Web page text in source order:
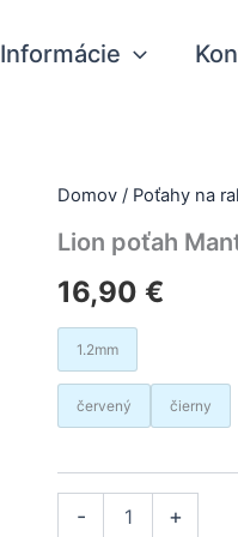
Informácie
Domov / Poťahy na
Lion poťah
16,90€
1.2mm
červený čierny
- +